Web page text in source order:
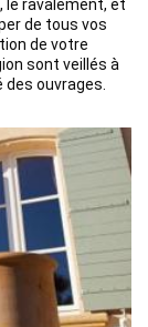
le ravalement, et
de tous vos
de votre
sont veillés à
ouvrages.